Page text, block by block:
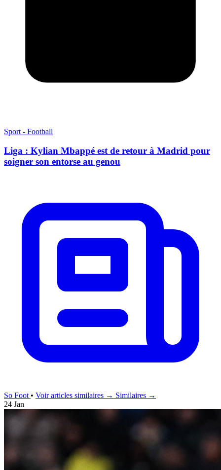
Sport - Football
Liga : Kylian Mbappé est de retour à Madrid pour
soigner son entorse au genou
So Foot • Voir articles similaires → Similaires →
24 Jan